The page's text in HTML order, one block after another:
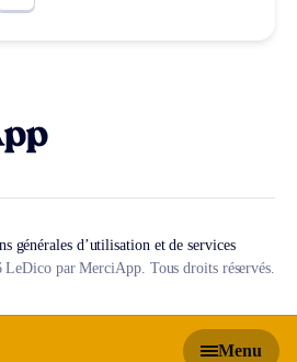
Menu
générales d’utilisation et de services
par MerciApp. Tous droits réservés.